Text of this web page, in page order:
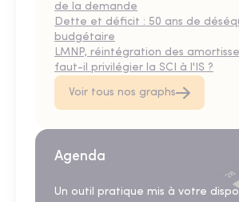
de la demande
Dette et déficit : 50 ans de
budgétaire
LMNP, réintégration des
faut-il privilégier la SCI à l'IS ?
Voir tous nos graphs
Agenda
Un outil pratique mis à votre